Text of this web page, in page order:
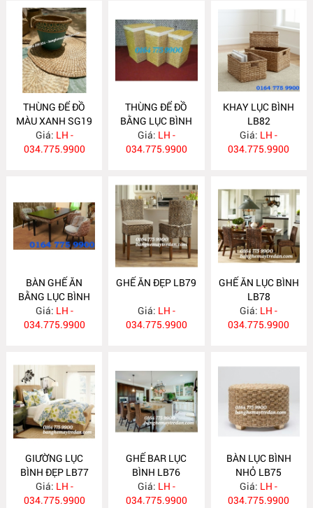
THÙNG ĐỂ ĐỒ
MÀU XANH SG19
Giá: LH -
034.775.9900
THÙNG ĐỂ ĐỒ
BẰNG LỤC BÌNH
LB83
Giá: LH -
034.775.9900
KHAY LỤC BÌNH
LB82
Giá: LH -
034.775.9900
BÀN GHẾ ĂN
BẰNG LỤC BÌNH
ĐẸP LB80
Giá: LH -
034.775.9900
GHẾ ĂN ĐẸP LB79
Giá: LH -
034.775.9900
GHẾ ĂN LỤC BÌNH
LB78
Giá: LH -
034.775.9900
GIƯỜNG LỤC
BÌNH ĐẸP LB77
Giá: LH -
034.775.9900
GHẾ BAR LỤC
BÌNH LB76
Giá: LH -
034.775.9900
BÀN LỤC BÌNH
NHỎ LB75
Giá: LH -
034.775.9900